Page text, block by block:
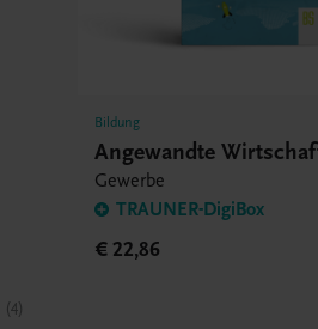
4
Bildung
Angewandte
Gewerbe
TRAUNER-DigiBox
€ 22,86